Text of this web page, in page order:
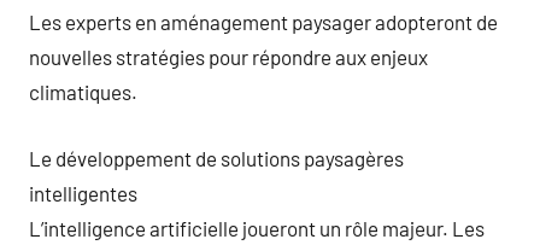
Les experts en aménagement paysager adopteront de
nouvelles stratégies pour répondre aux enjeux
climatiques.
Le développement de solutions paysagères
intelligentes
L’intelligence artificielle joueront un rôle majeur. Les